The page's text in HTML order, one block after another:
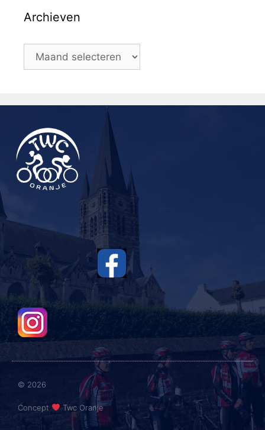
Archieven
© 2026
Concept Twc Oranje